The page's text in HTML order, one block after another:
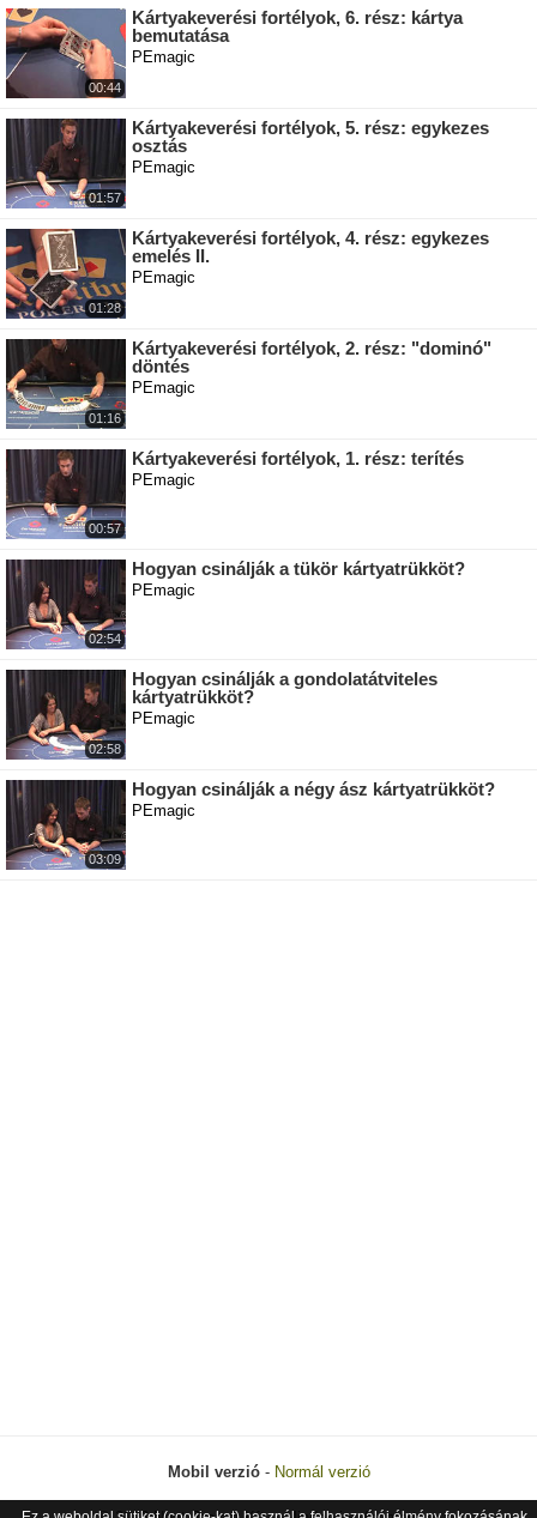
00:44
Kártyakeverési fortélyok, 6. rész: kártya
bemutatása
PEmagic
01:57
Kártyakeverési fortélyok, 5. rész: egykezes
osztás
PEmagic
01:28
Kártyakeverési fortélyok, 4. rész: egykezes
emelés II.
PEmagic
01:16
Kártyakeverési fortélyok, 2. rész: "dominó"
döntés
PEmagic
00:57
Kártyakeverési fortélyok, 1. rész: terítés
PEmagic
02:54
Hogyan csinálják a tükör kártyatrükköt?
PEmagic
02:58
Hogyan csinálják a gondolatátviteles
kártyatrükköt?
PEmagic
03:09
Hogyan csinálják a négy ász kártyatrükköt?
PEmagic
Mobil verzió- Normál verzió